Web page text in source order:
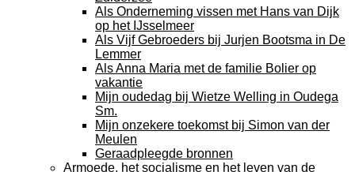
Als Onderneming vissen met Hans van Dijk
op het IJsselmeer
Als Vijf Gebroeders bij Jurjen Bootsma in De
Lemmer
Als Anna Maria met de familie Bolier op
vakantie
Mijn oudedag bij Wietze Welling in Oudega
Sm.
Mijn onzekere toekomst bij Simon van der
Meulen
Geraadpleegde bronnen
Armoede, het socialisme en het leven van de